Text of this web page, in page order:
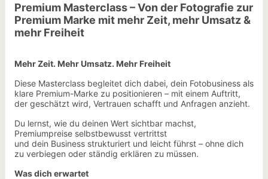
Premium Masterclass – Von der Fotografie zur
Premium Marke mit mehr Zeit, mehr Umsatz &
mehr Freiheit
Mehr Zeit. Mehr Umsatz. Mehr Freiheit
Diese Masterclass begleitet dich dabei, dein Fotobusiness als
klare Premium-Marke zu positionieren – mit einem Auftritt,
der geschätzt wird, Vertrauen schafft und Anfragen anzieht.
Du lernst, wie du deinen Wert sichtbar machst,
Premiumpreise selbstbewusst vertrittst
und dein Business strukturiert und leicht führst – ohne dich
zu verbiegen oder ständig erklären zu müssen.
Was dich erwartet